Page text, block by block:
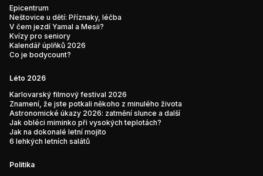
Epicentrum
Neštovice u dětí: Příznaky, léčba
V čem jezdí Yamal a Mesii?
Kvízy pro seniory
Kalendář úplňků 2026
Co je bodycount?
Léto 2026
Karlovarský filmový festival 2026
Znamení, že jste potkali někoho z minulého života
Astronomické úkazy 2026: zatmění slunce a další
Jak obléci miminko při vysokých teplotách?
Jak na dokonalé letní mojito
6 lehkých letních salátů
Politika